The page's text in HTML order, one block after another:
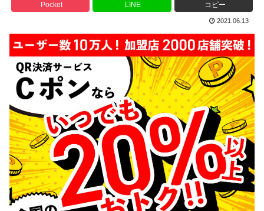
Pocket LINE コピー
2021.06.13